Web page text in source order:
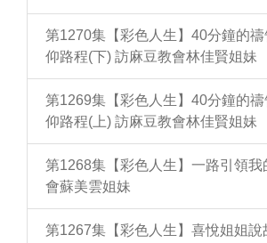
第1270集【彩色人生】40分鐘的
仰路程(下) 訪麻豆教會林佳賢姐妹
第1269集【彩色人生】40分鐘的
仰路程(上) 訪麻豆教會林佳賢姐妹
第1268集【彩色人生】一路引領我
會蘇美雲姐妹
第1267集【彩色人生】喜悅姐姐